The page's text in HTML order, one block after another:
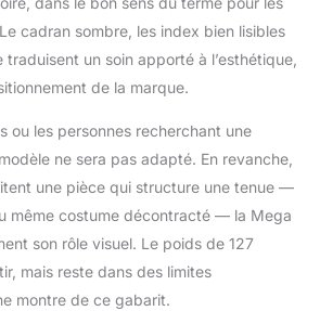
cadran sombre, les index bien lisibles
un soin apporté à l’esthétique,
de la marque.
ou les personnes recherchant une
ne sera pas adapté. En revanche,
une pièce qui structure une tenue —
même costume décontracté — la Mega
son rôle visuel. Le poids de 127
mais reste dans des limites
montre de ce gabarit.